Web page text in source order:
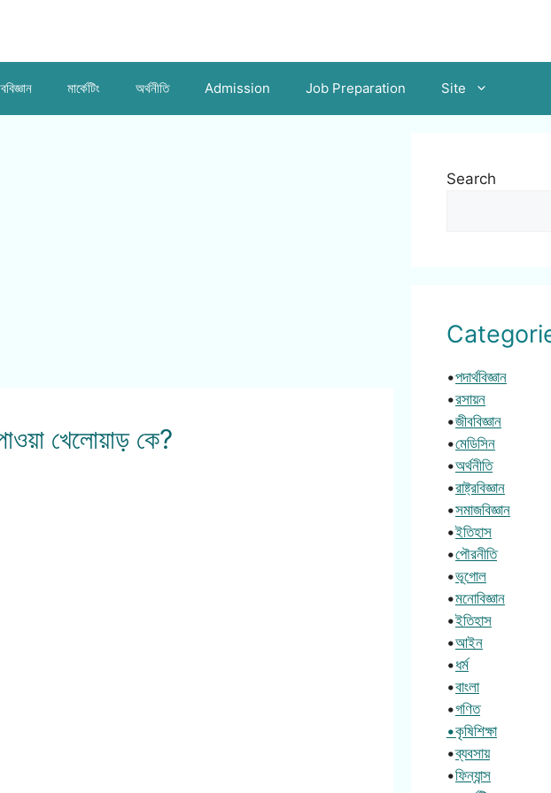
মার্কেটিং অর্থনীতি Admission Job Preparation Site
খেলোয়াড় কে?
Search
•পদার্থবিজ্ঞান
•রসায়ন
•জীববিজ্ঞান
•মেডিসিন
•অর্থনীতি
•রাষ্ট্রবিজ্ঞান
•সমাজবিজ্ঞান
•ইতিহাস
•পৌরনীতি
•ভূগোল
•মনোবিজ্ঞান
•ইতিহাস
•আইন
•ধর্ম
•বাংলা
•গণিত
•কৃষিশিক্ষা
•ব্যবসায়
•ফিন্যান্স